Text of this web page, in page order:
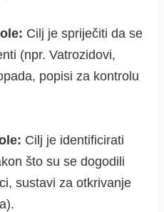
Cilj je spriječiti da se
(npr. Vatrozidovi,
popisi za kontrolu
Cilj je identificirati
što su se dogodili
sustavi za otkrivanje